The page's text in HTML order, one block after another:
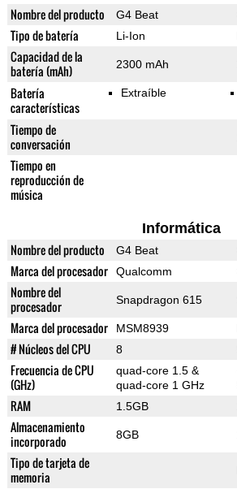
Nombre del producto G4 Beat
Tipo de batería Li-Ion
Capacidad de la
batería (mAh)
2300 mAh
Batería
características
Extraíble
Tiempo de
conversación
Tiempo en
reproducción de
música
Informática
Nombre del producto G4 Beat
Marca del procesador Qualcomm
Nombre del
procesador
Snapdragon 615
Marca del procesador MSM8939
# Núcleos del CPU 8
Frecuencia de CPU
(GHz)
quad-core 1.5 &
quad-core 1 GHz
RAM 1.5GB
Almacenamiento
incorporado
8GB
Tipo de tarjeta de
memoria